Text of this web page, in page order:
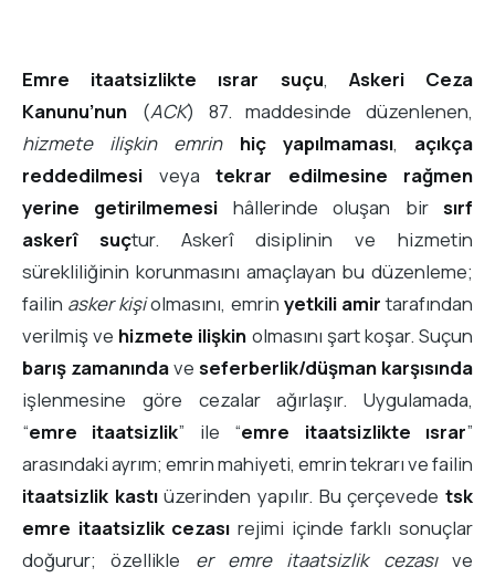
Emre itaatsizlikte ısrar suçu, Askeri Ceza
Kanunu’nun (ACK) 87. maddesinde düzenlenen,
hizmete ilişkin emrin
hiç yapılmaması, açıkça
reddedilmesi veya tekrar edilmesine rağmen
yerine getirilmemesi hâllerinde oluşan birsırf
askerî suçtur. Askerî disiplinin ve hizmetin
sürekliliğinin korunmasını amaçlayan bu düzenleme;
failin asker kişiolmasını, emrin yetkili amirtarafından
verilmiş ve hizmete ilişkin olmasını şart koşar. Suçun
barış zamanındave seferberlik/düşman karşısında
işlenmesine göre cezalar ağırlaşır. Uygulamada,
“emre itaatsizlik” ile “emre itaatsizlikte ısrar”
arasındaki ayrım; emrin mahiyeti, emrin tekrarı ve failin
itaatsizlik kastıüzerinden yapılır. Bu çerçevedetsk
emre itaatsizlik cezası rejimi içinde farklı sonuçlar
doğurur; özellikle er emre itaatsizlik cezasıve